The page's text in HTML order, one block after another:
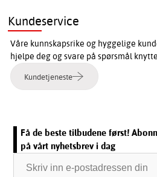
Kundeservice
Våre kunnskapsrike og hyggelige
hjelpe deg og svare på spørsmål
Kundetjeneste
Få de beste tilbudene først!
på vårt nyhetsbrev i dag